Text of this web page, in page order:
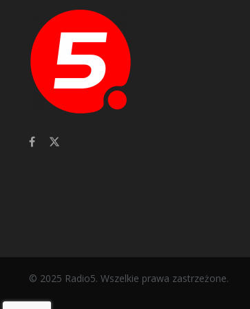
© 2025 Radio5. Wszelkie prawa zastrzeżone.